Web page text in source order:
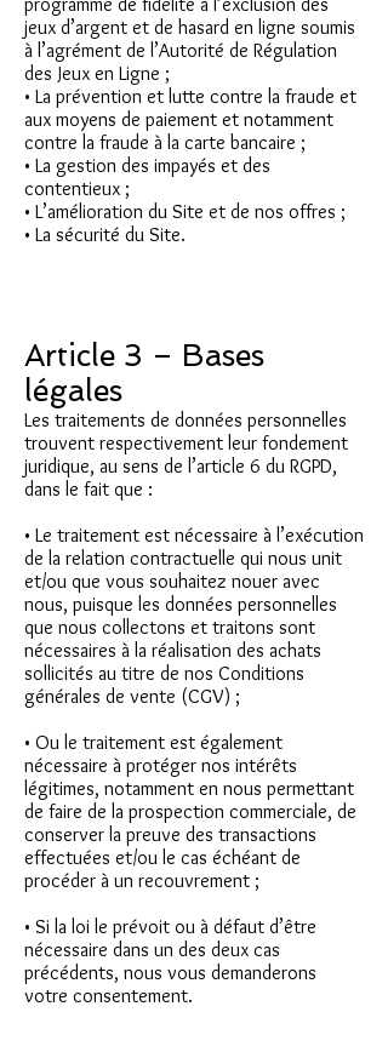
jeux d’argent et de hasard en ligne soumis
à l’agrément de l’Autorité de Régulation
des Jeux en Ligne ;
• La prévention et lutte contre la fraude et
aux moyens de paiement et notamment
contre la fraude à la carte bancaire ;
• La gestion des impayés et des
contentieux ;
• L’amélioration du Site et de nos offres ;
• La sécurité du Site.
Article 3 – Bases
légales
Les traitements de données personnelles
trouvent respectivement leur fondement
juridique, au sens de l’article 6 du RGPD,
dans le fait que :
• Le traitement est nécessaire à l’exécution
de la relation contractuelle qui nous unit
et/ou que vous souhaitez nouer avec
nous, puisque les données personnelles
que nous collectons et traitons sont
nécessaires à la réalisation des achats
sollicités au titre de nos Conditions
générales de vente (CGV) ;
• Ou le traitement est également
nécessaire à protéger nos intérêts
légitimes, notamment en nous permettant
de faire de la prospection commerciale, de
conserver la preuve des transactions
effectuées et/ou le cas échéant de
procéder à un recouvrement ;
• Si la loi le prévoit ou à défaut d’être
nécessaire dans un des deux cas
précédents, nous vous demanderons
votre consentement.